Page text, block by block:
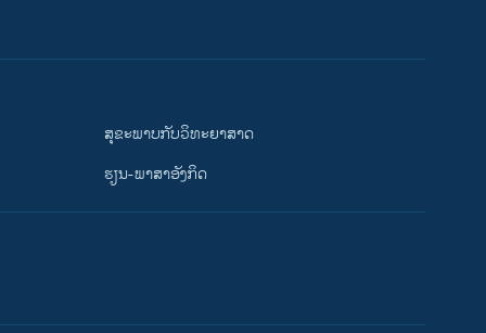
ສຸຂະພາບກັບວິທະຍາສາດ
ຮຽນ-ພາສາອັງກິດ